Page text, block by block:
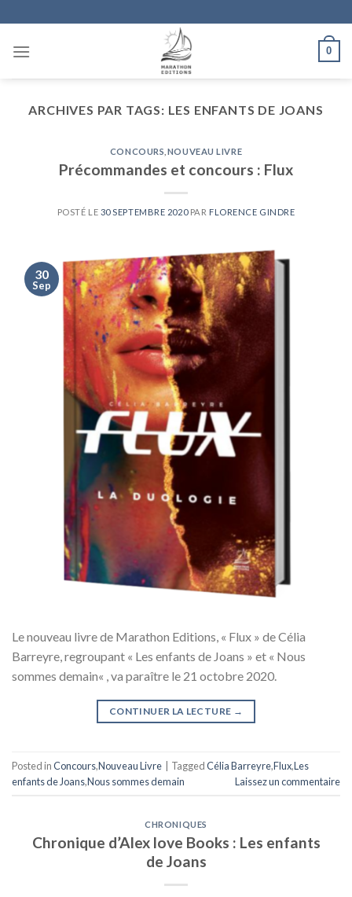
to
content
0
ARCHIVES PAR TAGS: LES ENFANTS DE JOANS
CONCOURS NOUVEAU LIVRE
Précommandes et concours : Flux
POSTÉ LE 30 SEPTEMBRE 2020PAR FLORENCE GINDRE
30
Sep
Le nouveau livre de Marathon Editions, « Flux » de Célia
Barreyre, regroupant « Les enfants de Joans » et « Nous
sommes demain« , va paraître le 21 octobre 2020.
CONTINUER LA LECTURE →
Posted inConcours,Nouveau Livre TaggedCélia Barreyre,Flux,Les
enfants de Joans,Nous sommes demain Laissez un commentaire
CHRONIQUES
Chronique d’Alex love Books : Les enfants
de Joans